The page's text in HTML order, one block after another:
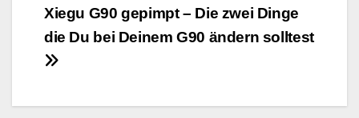
Beitragsnavigation
Xiegu G90 gepimpt – Die zwei Dinge
die Du bei Deinem G90 ändern solltest